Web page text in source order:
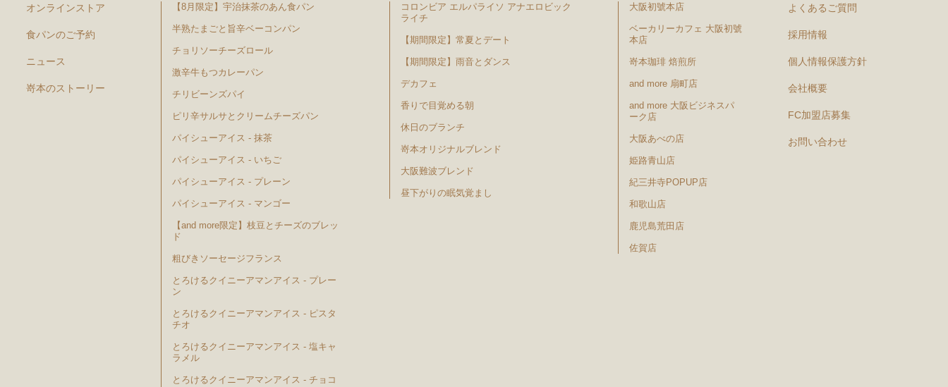
オンラインストア
食パンのご予約
ニュース
嵜本のストーリー
【8月限定】宇治抹茶のあん食パン
半熟たまごと旨辛ベーコンパン
チョリソーチーズロール
激辛牛もつカレーパン
チリビーンズパイ
ピリ辛サルサとクリームチーズパン
パイシューアイス - 抹茶
パイシューアイス - いちご
パイシューアイス - プレーン
パイシューアイス - マンゴー
【and more限定】枝豆とチーズのブレッ
ド
粗びきソーセージフランス
とろけるクイニーアマンアイス - プレー
ン
とろけるクイニーアマンアイス - ピスタ
チオ
とろけるクイニーアマンアイス - 塩キャ
ラメル
とろけるクイニーアマンアイス - チョコ
コロンビア エルパライソ アナエロビック
ライチ
【期間限定】常夏とデート
【期間限定】雨音とダンス
デカフェ
香りで目覚める朝
休日のブランチ
嵜本オリジナルブレンド
大阪難波ブレンド
昼下がりの眠気覚まし
大阪初號本店
ベーカリーカフェ 大阪初號
本店
嵜本珈琲 焙煎所
and more 扇町店
and more 大阪ビジネスパ
ーク店
大阪あべの店
姫路青山店
紀三井寺POPUP店
和歌山店
鹿児島荒田店
佐賀店
よくあるご質問
採用情報
個人情報保護方針
会社概要
FC加盟店募集
お問い合わせ